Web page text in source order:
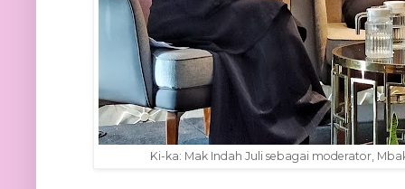
Ki-ka: Mak Indah Juli sebagai moderator,